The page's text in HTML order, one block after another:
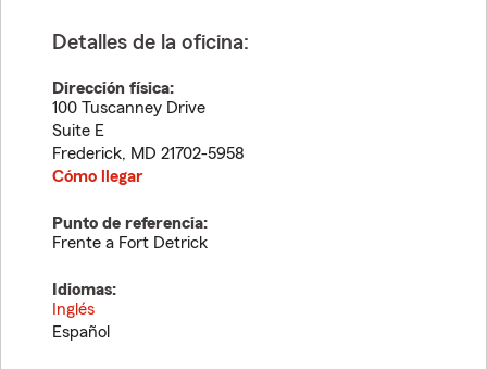
Detalles de la oficina:
Dirección física:
100 Tuscanney Drive
Suite E
Frederick, MD 21702-5958
Cómo llegar
Punto de referencia:
Frente a Fort Detrick
Idiomas:
Inglés
Español